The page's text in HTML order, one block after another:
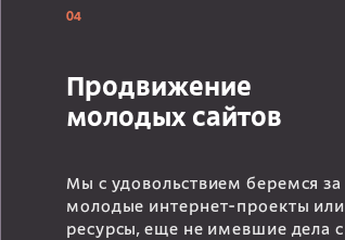
04
Продвижение
молодых сайтов
Мы с удовольствием беремся за
молодые интернет-проекты или
ресурсы, еще не имевшие дела с